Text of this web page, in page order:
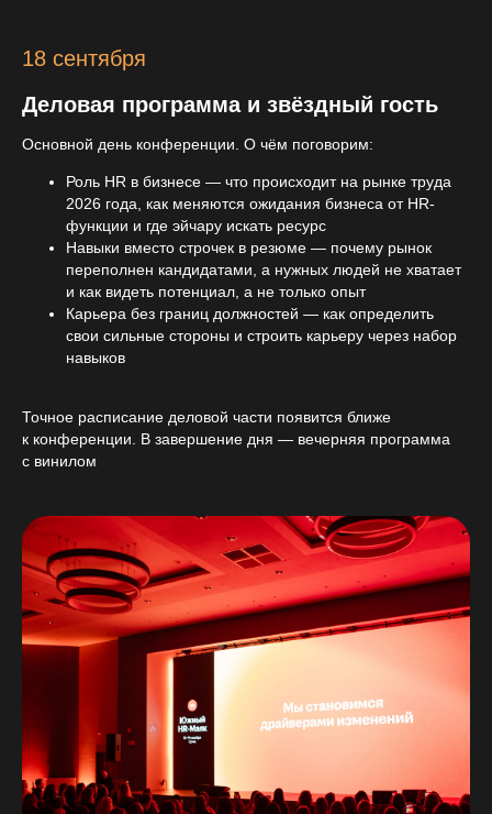
18 сентября
Деловая программа и звёздный гость
Основной день конференции. О чём поговорим:
Роль HR в бизнесе — что происходит на рынке труда
2026 года, как меняются ожидания бизнеса от HR-
функции и где эйчару искать ресурс
Навыки вместо строчек в резюме — почему рынок
переполнен кандидатами, а нужных людей не хватает
и как видеть потенциал, а не только опыт
Карьера без границ должностей — как определить
свои сильные стороны и строить карьеру через набор
навыков
Точное расписание деловой части появится ближе
к конференции. В завершение дня — вечерняя программа
с винилом